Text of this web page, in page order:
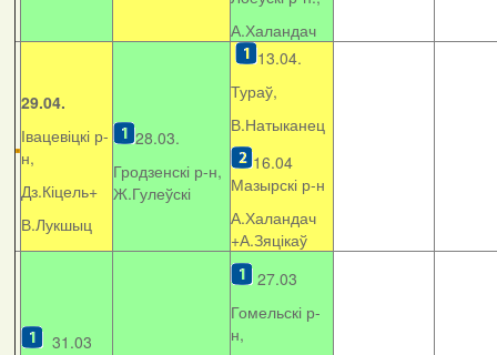
А.Халандач
29.04.
Івацевіцкі р-
н,
Дз.Кіцель+
В.Лукшыц
28.03.
Гродзенскі р-н,
Ж.Гулеўскі
13.04.
Тураў,
В.Натыканец
16.04
Мазырскі р-н
А.Халандач
+А.Зяцікаў
31.03
27.03
Гомельскі р-
н,